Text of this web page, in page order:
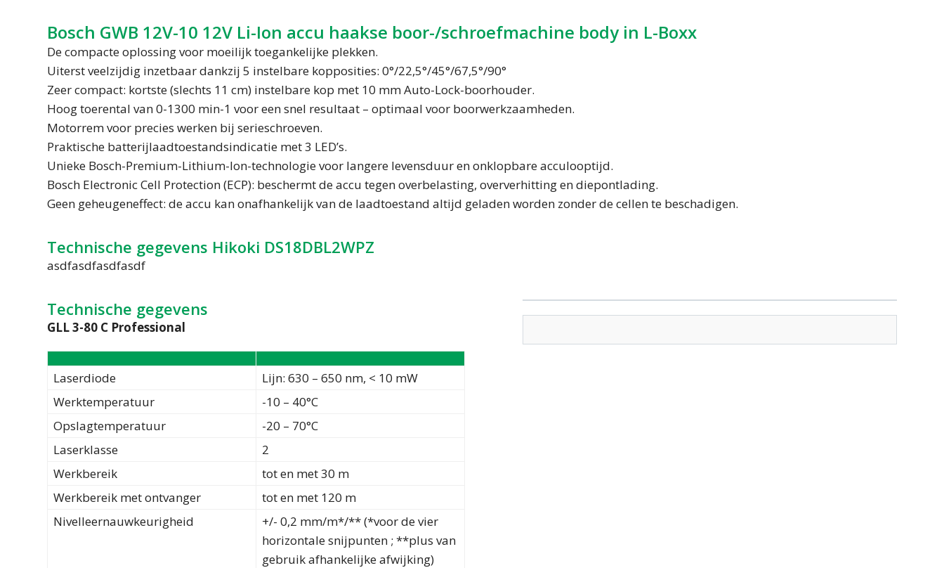
Bosch GWB 12V-10 12V Li-Ion accu haakse boor-/schroefmachine body in L-Boxx
De compacte oplossing voor moeilijk toegankelijke plekken.
Uiterst veelzijdig inzetbaar dankzij 5 instelbare kopposities: 0°/22,5°/45°/67,5°/90°
Zeer compact: kortste (slechts 11 cm) instelbare kop met 10 mm Auto-Lock-boorhouder.
Hoog toerental van 0-1300 min-1 voor een snel resultaat – optimaal voor boorwerkzaamheden.
Motorrem voor precies werken bij serieschroeven.
Praktische batterijlaadtoestandsindicatie met 3 LED’s.
Unieke Bosch-Premium-Lithium-Ion-technologie voor langere levensduur en onklopbare acculooptijd.
Bosch Electronic Cell Protection (ECP): beschermt de accu tegen overbelasting, oververhitting en diepontlading.
Geen geheugeneffect: de accu kan onafhankelijk van de laadtoestand altijd geladen worden zonder de cellen te beschadigen.
Technische gegevens Hikoki DS18DBL2WPZ
asdfasdfasdfasdf
Technische gegevens
GLL 3-80 C Professional
Laserdiode
Lijn: 630 – 650 nm, < 10 mW
Werktemperatuur
-10 – 40°C
Opslagtemperatuur
-20 – 70°C
Laserklasse
2
Werkbereik
tot en met 30 m
Werkbereik met ontvanger
tot en met 120 m
Nivelleernauwkeurigheid
+/- 0,2 mm/m*/** (*voor de vier
horizontale snijpunten ; **plus van
gebruik afhankelijke afwijking)